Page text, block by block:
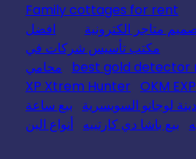
Family cottages for rent
متاجر الكترونية
افضل
مكتب تأسيس شركات في
best gold detector
محامي
XP Xtrem Hunter OKM
لوجانو السويسرية
بيع ساعة
بيع باشا دي كارتييه أنواع البن